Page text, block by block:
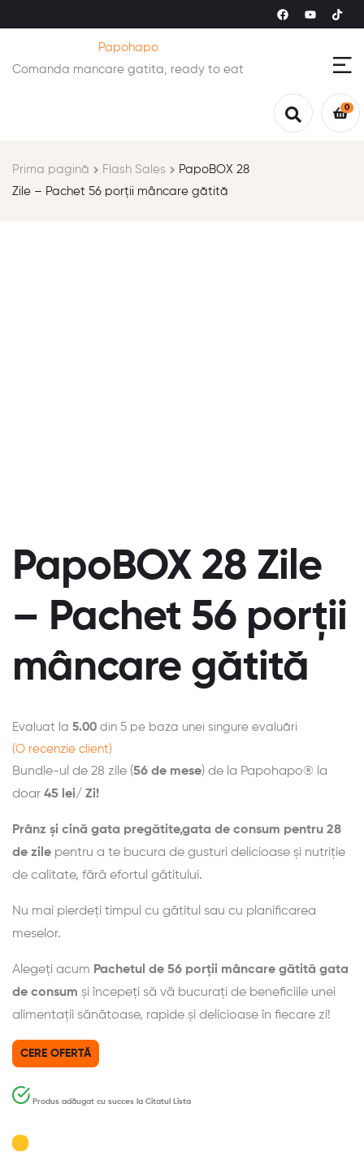
Papohapo
Comanda mancare gatita, ready to eat
0
Prima pagină Flash Sales
PapoBOX 28
Zile – Pachet 56 porții mâncare gătită
PapoBOX 28 Zile
– Pachet 56 porții
mâncare gătită
Evaluat la 5.00 din 5 pe baza unei singure evaluări
(O recenzie client)
Bundle-ul de 28 zile (56 de mese) de la Papohapo® la
doar 45 lei/ Zi!
Prânz și cină gata pregătite,gata de consum pentru 28
de zile pentru a te bucura de gusturi delicioase și nutriție
de calitate, fără efortul gătitului.
Nu mai pierdeți timpul cu gătitul sau cu planificarea
meselor.
Alegeți acum Pachetul de 56 porții mâncare gătită gata
de consum și începeți să vă bucurați de beneficiile unei
alimentații sănătoase, rapide și delicioase în fiecare zi!
CERE OFERTĂ
Produs adăugat cu succes la Citatul Lista